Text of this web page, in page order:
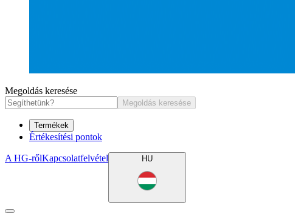
Megoldás keresése
Megoldás keresése
Termékek
Értékesítési pontok
A HG-rőlKapcsolatfelvétel HU